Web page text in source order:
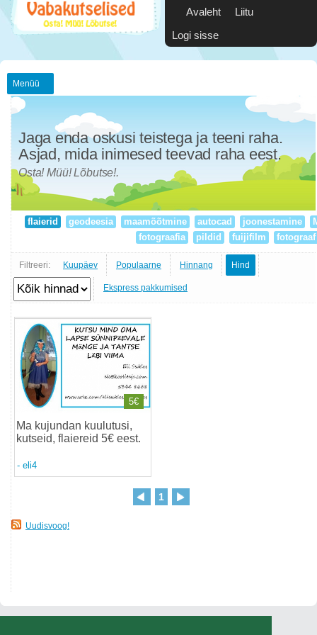
Avaleht
Liitu
Logi sisse
Menüü
Jaga enda oskusi teistega ja teeni raha.
Asjad, mida inimesed teevad raha eest.
Osta! Müü! Lõbutse!.
flaierid geodeesia maamõõtmine autocad joonestamine
fotograafia
pildid fuijifilm
Filtreeri: Kuupäev Populaarne Hinnang Hind
Ekspress pakkumised
Ma kujundan kuulutusi,
kutseid, flaiereid 5€ eest.
- eli4
5€
1
Uudisvoog!